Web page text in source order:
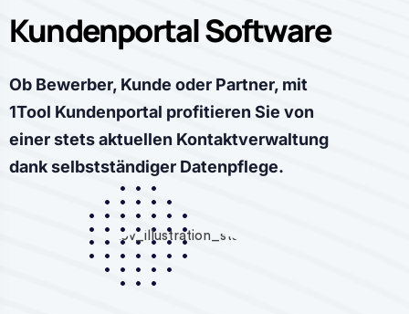
Kundenportal Software
Ob Bewerber, Kunde oder Partner, mit
1Tool Kundenportal profitieren Sie von
einer stets aktuellen Kontaktverwaltung
dank selbstständiger Datenpflege.